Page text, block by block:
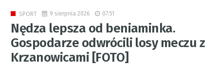
SPORT 9 sierpnia 2026 07:51
Nędza lepsza od beniaminka.
Gospodarze odwrócili losy meczu z
Krzanowicami [FOTO]